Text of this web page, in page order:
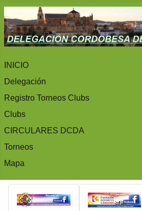
INICIO
Delegación
Registro Torneos Clubs
Clubs
CIRCULARES DCDA
Torneos
Mapa